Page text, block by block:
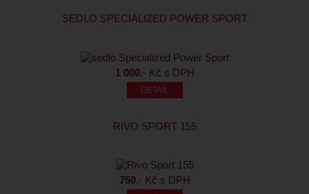
SEDLO SPECIALIZED POWER SPORT
1 000,- Kč s DPH
RIVO SPORT 155
750,- Kč s DPH